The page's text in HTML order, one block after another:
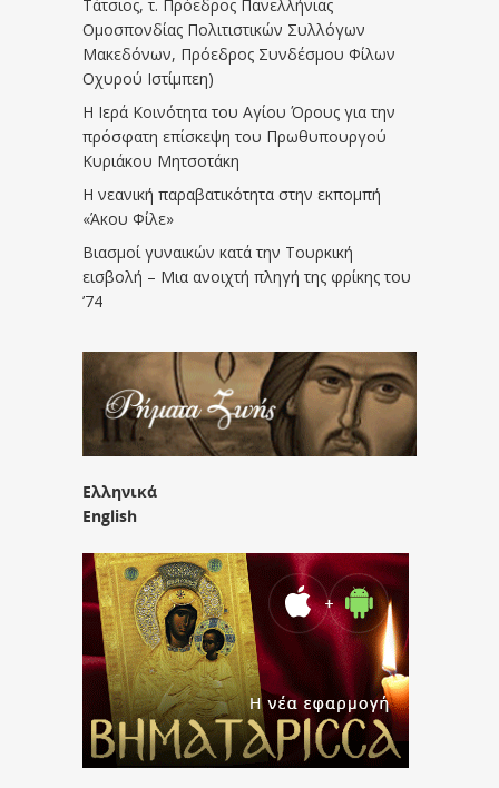
Τάτσιος, τ. Πρόεδρος Πανελλήνιας
Ομοσπονδίας Πολιτιστικών Συλλόγων
Μακεδόνων, Πρόεδρος Συνδέσμου Φίλων
Οχυρού Ιστίμπεη)
Η Ιερά Κοινότητα του Αγίου Όρους για την
πρόσφατη επίσκεψη του Πρωθυπουργού
Κυριάκου Μητσοτάκη
Η νεανική παραβατικότητα στην εκπομπή
«Άκου Φίλε»
Βιασμοί γυναικών κατά την Τουρκική
εισβολή – Μια ανοιχτή πληγή της φρίκης του
’74
Ελληνικά
English